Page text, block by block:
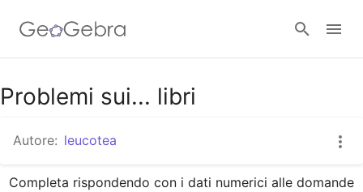
Google Classroom
GeoGebra Classroom
Problemi sui... libri
Autore: leucotea
Completa rispondendo con i dati numerici alle domande